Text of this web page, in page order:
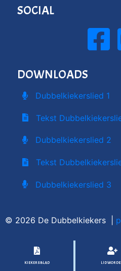
SOCIAL
DOWNLOADS
Dubbelkiekerslied 1
Tekst
Dubbelkiekerslied 2
Tekst
Dubbelkiekerslied 3
© 2026 De Dubbelkiekers |
KIEKERSBLAD LID